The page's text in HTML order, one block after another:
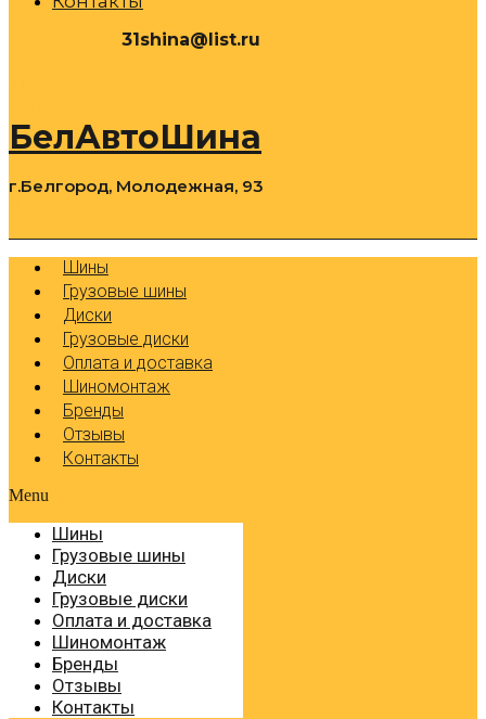
31shina@list.ru
БелАвтоШина
г.Белгород, Молодежная, 93
Шины
Грузовые шины
Диски
Грузовые диски
Оплата и доставка
Шиномонтаж
Бренды
Отзывы
Контакты
Menu
Шины
Грузовые шины
Диски
Грузовые диски
Оплата и доставка
Шиномонтаж
Бренды
Отзывы
Контакты